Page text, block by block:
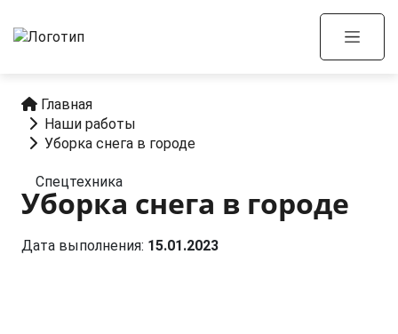
Главная
Наши работы
Уборка снега в городе
Спецтехника
Уборка снега в городе
Дата выполнения: 15.01.2023